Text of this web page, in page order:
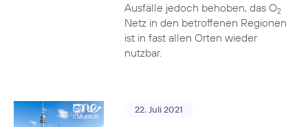
Ausfälle jedoch behoben, das O2
Netz in den betroffenen Regionen
ist in fast allen Orten wieder
nutzbar.
22. Juli 2021